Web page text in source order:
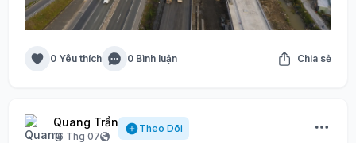
0 Yêu thích 0 Bình luận Chia sẻ
Quang Trần
16 Thg 07
Theo Dõi